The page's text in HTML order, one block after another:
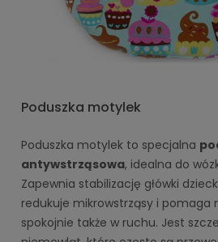
Poduszka motylek
Poduszka motylek to specjalna
antywstrząsowa, idealna do
Zapewnia stabilizację główki
redukuje mikrowstrząsy i pomaga
spokojnie także w ruchu. Jest